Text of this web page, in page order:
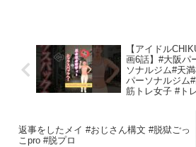
【アイドル
画6話】#大阪パ
ソナルジム#天
パーソナルジム
筋トレ女子 #ト
返事をしたメイ #おじさん構文 #脱獄ごっ
こpro #脱プロ